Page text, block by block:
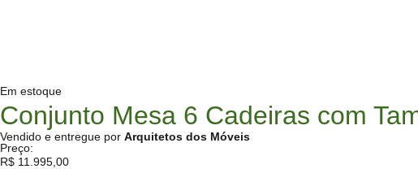
Em estoque
Conjunto Mesa 6 Cadeiras com
Vendido e entregue por Arquitetos dos Móveis
Preço:
R$ 11.995,00